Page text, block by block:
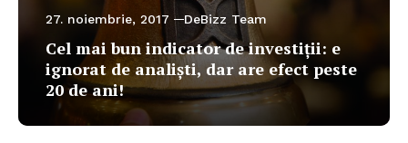
27. noiembrie, 2017 DeBizz Team
Cel mai bun indicator de investiții: e
ignorat de analiști, dar are efect peste
20 de ani!